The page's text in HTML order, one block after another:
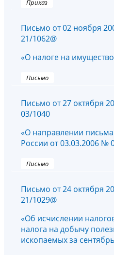
Приказ
Письмо от 02 ноября
21/1062@
«О налоге на
Письмо
Письмо от 27 октября
03/1040
«О направлении
России от 03.03.2006 №
Письмо
Письмо от 24 октября
21/1029@
«Об исчислении
налога на добычу
ископаемых за